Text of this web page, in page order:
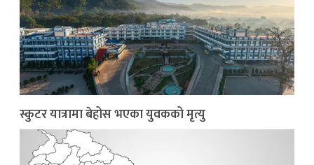
स्कुटर यात्रामा बेहोस भएका युवकको मृत्यु